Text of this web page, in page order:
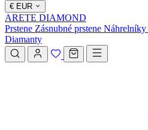
€ EUR
ARETE DIAMOND
Prstene Zásnubné prstene Náhrelníky
Diamanty